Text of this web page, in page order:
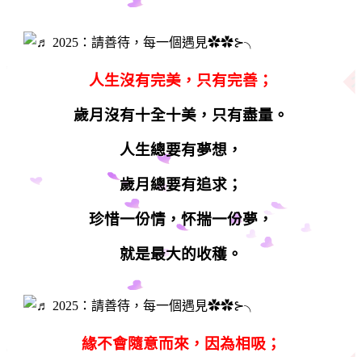
人生沒有完美，只有完善；
歲月沒有十全十美，只有盡量。
人生總要有夢想，
歲月總要有追求；
珍惜一份情，怀揣一份夢，
就是最大的收穫。
緣不會隨意而來，因為相吸；